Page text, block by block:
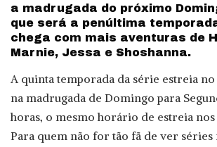
a madrugada do próximo
que será a penúltima
chega com mais aventuras de
Marnie, Jessa e Shoshanna.
A quinta temporada da série estreia no
na madrugada de Domingo para
horas, o mesmo horário de estreia nos
Para quem não for tão fã de ver séries